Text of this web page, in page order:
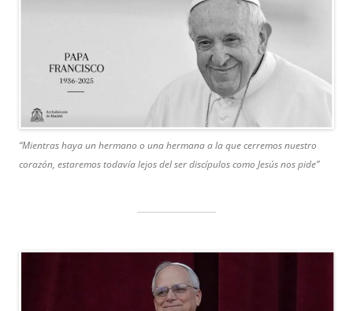
“Mientras haya un hermano o una hermana a la que cerremos nuestro
corazón, estaremos todavía lejos del ser discípulos como Jesús nos pide”